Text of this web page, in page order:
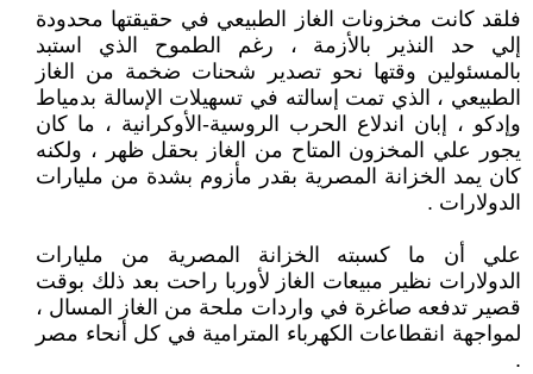
فلقد كانت مخزونات الغاز الطبيعي في حقيقتها محدودة
إلي حد النذير بالأزمة ، رغم الطموح الذي استبد
بالمسئولين وقتها نحو تصدير شحنات ضخمة من الغاز
الطبيعي ، الذي تمت إسالته في تسهيلات الإسالة بدمياط
وإدكو ، إبان اندلاع الحرب الروسية-الأوكرانية ، ما كان
يجور علي المخزون المتاح من الغاز بحقل ظهر ، ولكنه
كان يمد الخزانة المصرية بقدر مأزوم بشدة من مليارات
الدولارات .
علي أن ما كسبته الخزانة المصرية من مليارات
الدولارات نظير مبيعات الغاز لأوربا راحت بعد ذلك بوقت
قصير تدفعه صاغرة في واردات ملحة من الغاز المسال ،
لمواجهة انقطاعات الكهرباء المترامية في كل أنحاء مصر
.